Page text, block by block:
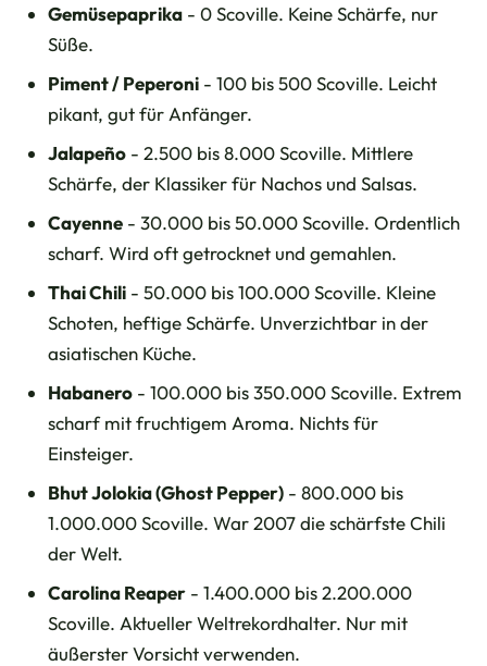
Gemüsepaprika - 0 Scoville. Keine Schärfe, nur
Süße.
Piment / Peperoni - 100 bis 500 Scoville. Leicht
pikant, gut für Anfänger.
Jalapeño - 2.500 bis 8.000 Scoville. Mittlere
Schärfe, der Klassiker für Nachos und Salsas.
Cayenne - 30.000 bis 50.000 Scoville. Ordentlich
scharf. Wird oft getrocknet und gemahlen.
Thai Chili - 50.000 bis 100.000 Scoville. Kleine
Schoten, heftige Schärfe. Unverzichtbar in der
asiatischen Küche.
Habanero - 100.000 bis 350.000 Scoville. Extrem
scharf mit fruchtigem Aroma. Nichts für
Einsteiger.
Bhut Jolokia (Ghost Pepper) - 800.000 bis
1.000.000 Scoville. War 2007 die schärfste Chili
der Welt.
Carolina Reaper - 1.400.000 bis 2.200.000
Scoville. Aktueller Weltrekordhalter. Nur mit
äußerster Vorsicht verwenden.